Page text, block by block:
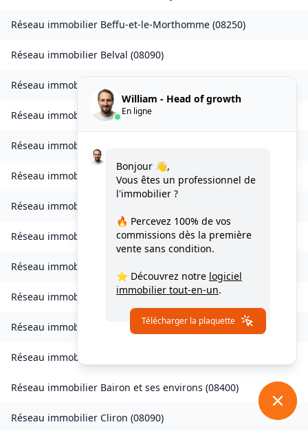
Réseau immobilier Beffu-et-le-Morthomme (08250)
Réseau immobilier Belval (08090)
Réseau immobilier
Réseau immobilierBourcq (08400
Réseau immobilier
Réseau immobilier Brévilly( 08140)
Réseau immobilier
Réseau immobilier Chagny(08430)
Réseau immobilier
Réseau immobilier Chardeny(08400)
Réseau immobilier Chatel-Chéhéry(08250)
Réseau immobilier
Réseau immobilier Bairon et ses environs (08400)
Réseau immobilier Cliron (08090)
William - Head of growth
En ligne
Bonjour 👋,
Vous êtes un professionnel de
l'immobilier ?
🔥 Percevez 100% de vos
commissions dès la première
vente sans condition.
⭐ Découvrez notre logiciel
immobilier tout-en-un.
Télécharger la plaquette